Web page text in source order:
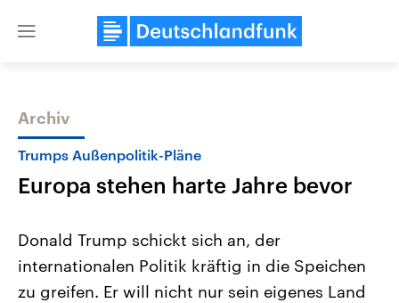
Close
Themen
Archiv
Trumps Außenpolitik-Pläne
Europa stehen harte Jahre bevor
Donald Trump schickt sich an, der
internationalen Politik kräftig in die Speichen
zu greifen. Er will nicht nur sein eigenes Land